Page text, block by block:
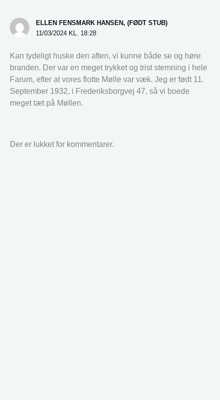
ELLEN FENSMARK HANSEN, (FØDT STUB)
11/03/2024 KL. 18:28
Kan tydeligt huske den aften, vi kunne både se og høre
branden. Der var en meget trykket og trist stemning i hele
Farum, efter at vores flotte Mølle var væk. Jeg er født 11.
September 1932, i Frederiksborgvej 47, så vi boede
meget tæt på Møllen.
Der er lukket for kommentarer.